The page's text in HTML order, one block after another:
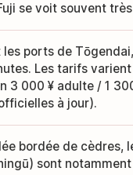
se voit souvent
ports de
Les tarifs
3 000 ¥ adulte / 1
à jour).
bordée de cèdres,
sont